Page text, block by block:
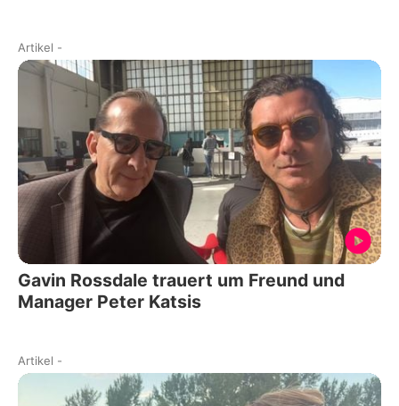
Artikel -
Gavin Rossdale trauert um Freund und
Manager Peter Katsis
Artikel -